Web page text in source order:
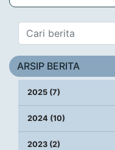
ARSIP BERITA
2025 (7)
2024 (10)
2023 (2)